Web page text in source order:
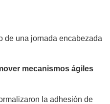
de una jornada encabezada
mecanismos ágiles
la adhesión de